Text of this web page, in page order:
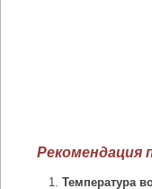
Рекомендация
Температура